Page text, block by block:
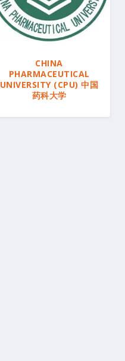
CHINA
PHARMACEUTICAL
UNIVERSITY (CPU) 中国
药科大学